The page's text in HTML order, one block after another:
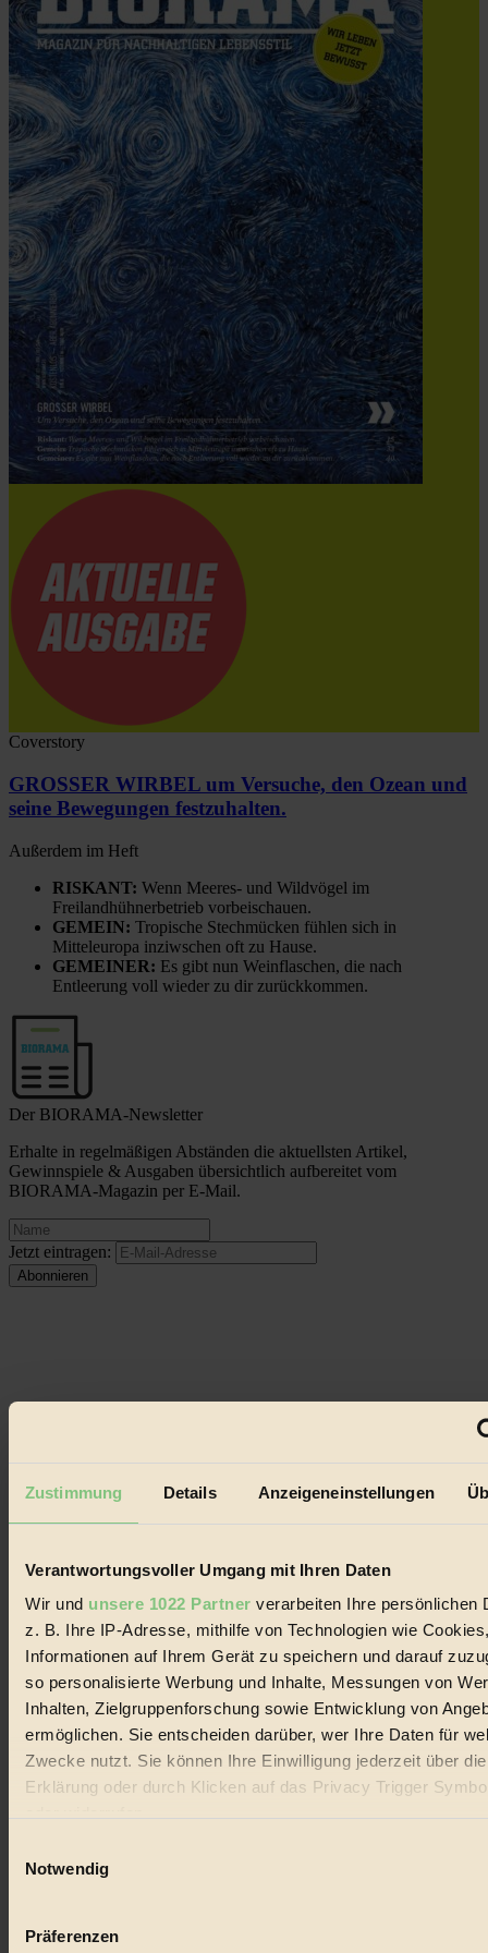
Zustimmung Details Anzeigeneinstellungen
Verantwortungsvoller Umgang mit Ihren Daten
Wir und unsere 1022 Partner verarbeiten Ihre persönlichen
z. B. Ihre IP-Adresse, mithilfe von Technologien wie
Informationen auf Ihrem Gerät zu speichern und darauf
so personalisierte Werbung und Inhalte, Messungen von
Inhalten, Zielgruppenforschung sowie Entwicklung von
ermöglichen. Sie entscheiden darüber, wer Ihre Daten für
Zwecke nutzt. Sie können Ihre Einwilligung jederzeit über
Erklärung oder durch Klicken auf das Privacy Trigger
Wenn Sie es erlauben, würden wir auch gerne:
Ihr Gerät durch aktives Scannen nach bestimmten
Notwendig
Präferenzen
Coverstory
GROSSER WIRBEL um Versuche, den Ozean und
seine Bewegungen festzuhalten.
Außerdem im Heft
RISKANT: Wenn Meeres- und Wildvögel im
Freilandhühnerbetrieb vorbeischauen.
GEMEIN: Tropische Stechmücken fühlen sich in
Mitteleuropa inziwschen oft zu Hause.
GEMEINER: Es gibt nun Weinflaschen, die nach
Entleerung voll wieder zu dir zurückkommen.
Der BIORAMA-Newsletter
Erhalte in regelmäßigen Abständen die aktuellsten Artikel,
Gewinnspiele & Ausgaben übersichtlich aufbereitet vom
BIORAMA-Magazin per E-Mail.
Jetzt eintragen:
© 2026 Biorama GmbH
Datenschutz
Mediadaten
Biorama steht für einen nachhaltigen Lebensstil und bewussten
und Produkte, ein Leitfaden im schnell wachsenden Markt des
Handels mit Bioprodukten, des Fair-Trade sowie der Branche
alternativer Energien.
Social Media
22.601 Fans auf Facebook
3.415 Follower auf Twitter
Folge uns auf Instagram
Themen
Bio
#
Nachhaltigkeit